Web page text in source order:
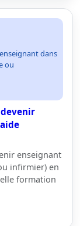
dans
ou
enseignant
infirmier) en
formation